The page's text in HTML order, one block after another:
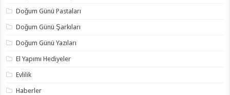
Doğum Günü Pastaları
Doğum Günü Şarkıları
Doğum Günü Yazıları
El Yapımı Hediyeler
Evlilik
Haberler